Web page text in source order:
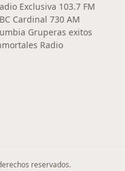
Exclusiva 103.7 FM
Cardinal 730 AM
Gruperas exitos
Radio
reservados.